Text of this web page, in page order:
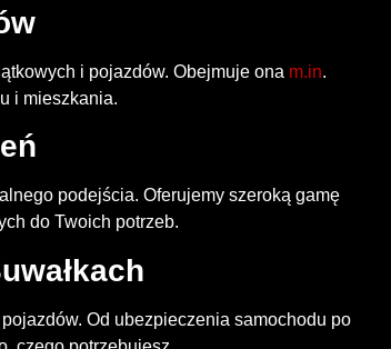
i pojazdów. Obejmuje ona m.in.
i mieszkania.
podejścia. Oferujemy szeroką gamę
do Twoich potrzeb.
Od ubezpieczenia samochodu po